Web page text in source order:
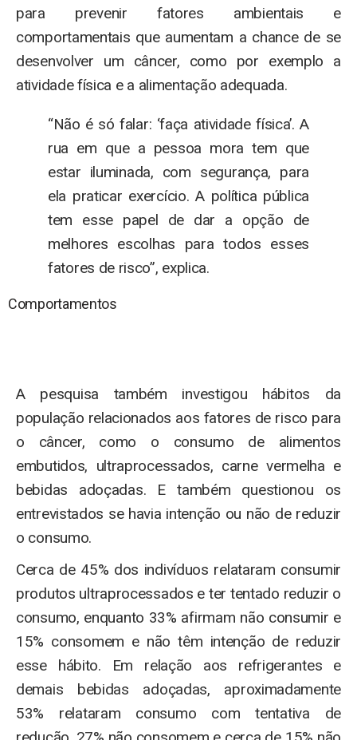
para prevenir fatores ambientais e
comportamentais que aumentam a chance de se
desenvolver um câncer, como por exemplo a
atividade física e a alimentação adequada.
“Não é só falar: ‘faça atividade física’. A
rua em que a pessoa mora tem que
estar iluminada, com segurança, para
ela praticar exercício. A política pública
tem esse papel de dar a opção de
melhores escolhas para todos esses
fatores de risco”, explica.
Comportamentos
A pesquisa também investigou hábitos da
população relacionados aos fatores de risco para
o câncer, como o consumo de alimentos
embutidos, ultraprocessados, carne vermelha e
bebidas adoçadas. E também questionou os
entrevistados se havia intenção ou não de reduzir
o consumo.
Cerca de 45% dos indivíduos relataram consumir
produtos ultraprocessados e ter tentado reduzir o
consumo, enquanto 33% afirmam não consumir e
15% consomem e não têm intenção de reduzir
esse hábito. Em relação aos refrigerantes e
demais bebidas adoçadas, aproximadamente
53% relataram consumo com tentativa de